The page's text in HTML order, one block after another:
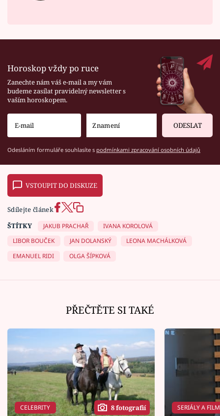
Horoskop vždy po ruce
Zanechte nám váš e-mail a my vám
budeme zasílat pravidelný newsletter s
vaším horoskopem.
ODESLAT
Odesláním formuláře souhlasíte s podmínkami zpracování osobních údajů
VSTOUPIT DO DISKUZE
Sdílejte článek
ŠTÍTKY
JAKUB PRACHAŘ
IVANA KOROLOVÁ
LIBOR BOUČEK
JAN DOLANSKÝ
LEONA MACHÁLKOVÁ
EMANUEL RIDI
OLGA ŠÍPKOVÁ
PŘEČTĚTE SI TAKÉ
CELEBRITY 8 fotografií SERIÁLY A